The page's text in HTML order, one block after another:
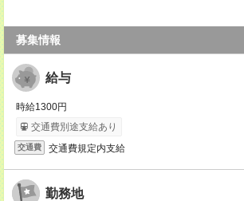
募集情報
給与
時給1300円
交通費別途支給あり
交通費 交通費規定内支給
勤務地